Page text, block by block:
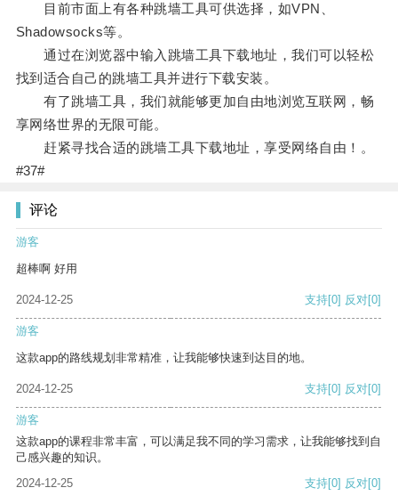
目前市面上有各种跳墙工具可供选择，如VPN、
Shadowsocks等。
通过在浏览器中输入跳墙工具下载地址，我们可以轻松
找到适合自己的跳墙工具并进行下载安装。
有了跳墙工具，我们就能够更加自由地浏览互联网，畅
享网络世界的无限可能。
赶紧寻找合适的跳墙工具下载地址，享受网络自由！。
#37#
评论
游客
超棒啊 好用
2024-12-25 支持[0] 反对[0]
游客
这款app的路线规划非常精准，让我能够快速到达目的地。
2024-12-25 支持[0] 反对[0]
游客
这款app的课程非常丰富，可以满足我不同的学习需求，让我能够找到自
己感兴趣的知识。
2024-12-25
支持[0] 反对[0]